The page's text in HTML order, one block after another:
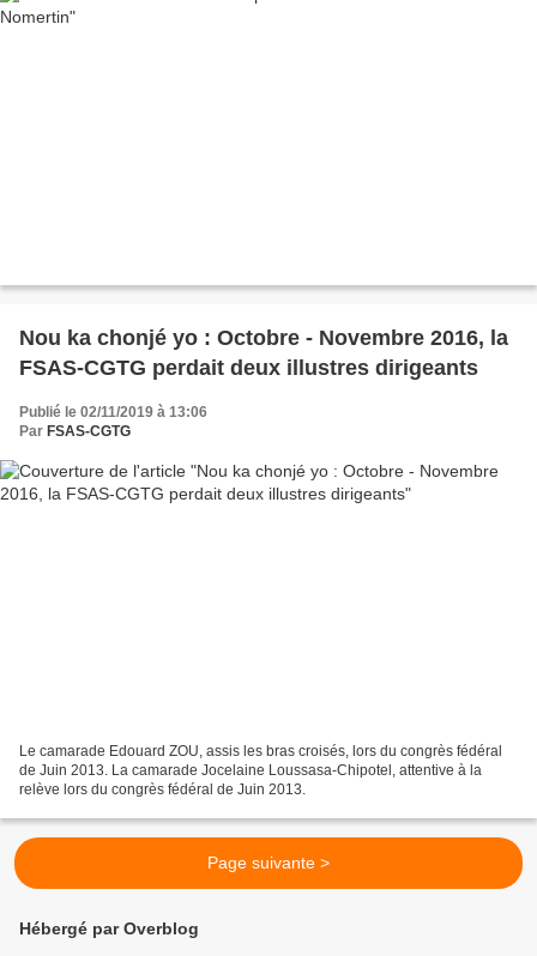
Nou ka chonjé yo : Octobre - Novembre 2016, la
FSAS-CGTG perdait deux illustres dirigeants
Publié le 02/11/2019 à 13:06
Par FSAS-CGTG
Le camarade Edouard ZOU, assis les bras croisés, lors du congrès fédéral
de Juin 2013. La camarade Jocelaine Loussasa-Chipotel, attentive à la
relève lors du congrès fédéral de Juin 2013.
Page suivante >
Hébergé par Overblog